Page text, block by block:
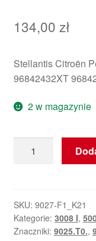
134,00 zł
Stellantis Citroën
96842432XT
2 w magazynie
Osłona
lusterkiem
Peugeot
3008
SKU: 9027-F1_K21
Kategorie: 3008 I,
Znaczniki: 9025.T0.,